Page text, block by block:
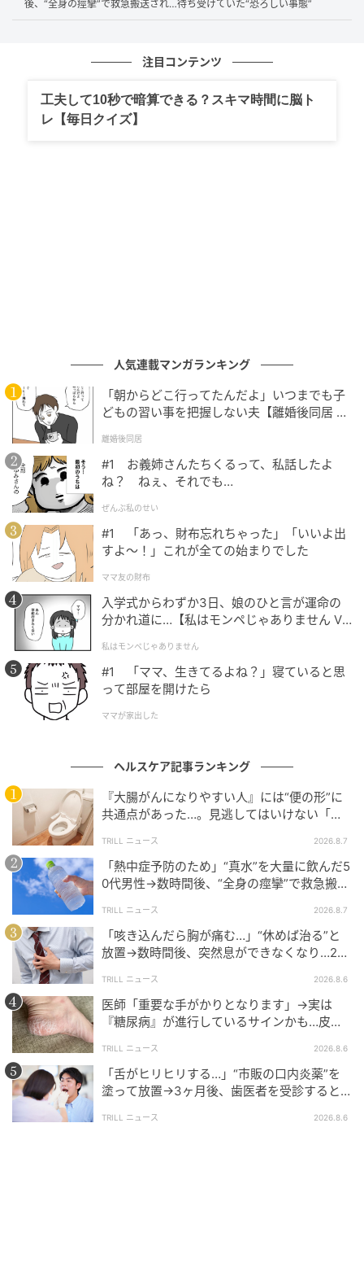
自家消化の開始：限界を超えて行き場を失った強力
周囲への炎症波及：自らを溶かしたすい臓は激しく
腫れ上がり、周囲の神経網を強く刺激します。
押すだけで不調を察知することについては、このすい
「胃もたれ」と「危険な痛み」を見分ける境
界線
---食べ過ぎた際、「胃薬を飲んで様子を見よう」と考
える人は多いですが、受診の目安を教えてください。
松岡雄治さん：
「様子を見て良い境界線は『単なる胃もたれや軽いお
腹の張りで収まるか』です。暴飲暴食の後に胃腸が重
く感じたとき、『胃薬を飲んで少し休んでいれば治る
だろう』と様子を見ようとするのはごく自然な心理で
すが、もたれなどだけでなく他の症状もある場合には
要注意です。胃痛やただの食べ過ぎだと自己判断して
放置すると、数日以内に重症化し、他の臓器まで機能
【直ちに受診すべき危険なサイン（急性すい炎の疑
い）】
以下の症状は、ガイドラインにおいても重視される危
険なサインです。
お腹の違和感から始まり、数分から十数分の間に我
慢できないほどの激痛に変わる（急激な痛みの悪化）
みぞおちから左上腹部の強い痛みが、背中や腰にま
で突き抜けるように広がる（放散痛）
強い腹痛とともに、吐き気や嘔吐を繰り返す
軽いお腹の張りや不快感であれば、1〜2食を抜いて水
分を摂り、胃腸を休めることで改善することもありま
す。しかし、上記のサインが1つでも当てはまる場合
は、速やかに消化器内科や救急外来を受診してくださ
い。」
後、“全身の痙攣”で救急搬送され…待ち受けていた“恐ろしい事態”
注目コンテンツ
工夫して10秒で暗算できる？スキマ時間に脳ト
レ【毎日クイズ】
人気連載マンガランキング
「朝からどこ行ってたんだよ」いつまでも子
どもの習い事を把握しない夫【離婚後同居 Vo
離婚後同居
#1 お義姉さんたちくるって、私話したよ
ね？ ねぇ、それでも…
ぜんぶ私のせい
#1 「あっ、財布忘れちゃった」「いいよ出
すよ〜！」これが全ての始まりでした
ママ友の財布
入学式からわずか3日、娘のひと言が運命の
分かれ道に…【私はモンペじゃありません Vo
私はモンペじゃありません
#1 「ママ、生きてるよね？」寝ていると思
って部屋を開けたら
ママが家出した
ヘルスケア記事ランキング
『大腸がんになりやすい人』には“便の形”に
共通点があった…。見逃してはいけない「危
TRILL ニュース 2026.8.7
「熱中症予防のため」“真水”を大量に飲んだ5
0代男性→数時間後、“全身の痙攣”で救急搬送
TRILL ニュース 2026.8.7
「咳き込んだら胸が痛む…」“休めば治る”と
放置→数時間後、突然息ができなくなり…20
TRILL ニュース 2026.8.6
医師「重要な手がかりとなります」→実は
『糖尿病』が進行しているサインかも…皮膚
TRILL ニュース 2026.8.6
「舌がヒリヒリする…」“市販の口内炎薬”を
塗って放置→3ヶ月後、歯医者を受診すると…
TRILL ニュース 2026.8.6